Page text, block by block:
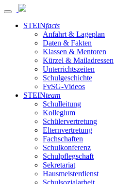
STEINfacts
Anfahrt & Lageplan
Daten & Fakten
Klassen & Mentoren
Kürzel & Mailadressen
Unterrichtszeiten
Schulgeschichte
FvSG-Videos
STEINteam
Schulleitung
Kollegium
Schülervertretung
Elternvertretung
Fachschaften
Schulkonferenz
Schulpflegschaft
Sekretariat
Hausmeisterdienst
Schulsozialarbeit